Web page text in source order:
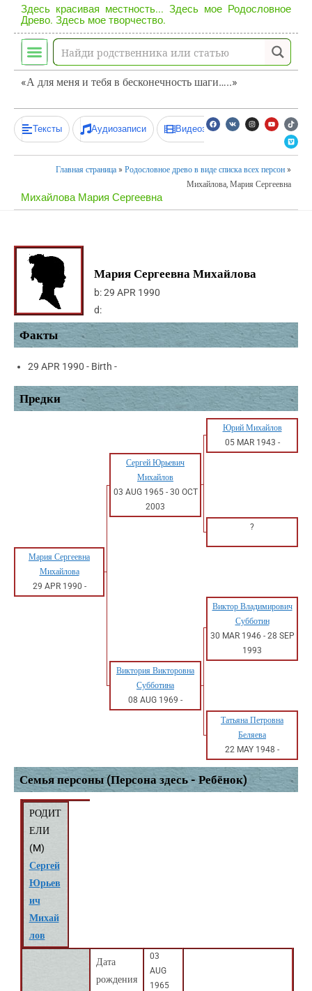
Здесь красивая местность... Здесь мое Родословное
Древо. Здесь мое творчество.
«А для меня и тебя в бесконечность шаги…..»
Тексты Аудиозаписи Видеозаписи
Главная страница » Родословное древо в виде списка всех персон »
Михайлова, Мария Сергеевна
Михайлова Мария Сергеевна
Мария Сергеевна Михайлова
b:29 APR 1990
d:
Факты
29 APR 1990 - Birth -
Предки
Юрий Михайлов
05 MAR 1943 -
Сергей Юрьевич
Михайлов
03 AUG 1965- 30 OCT
2003
?
Мария Сергеевна
Михайлова
29 APR 1990 -
Виктор Владимирович
Субботин
30 MAR 1946 - 28 SEP
1993
Виктория Викторовна
Субботина
08 AUG 1969 -
Татьяна Петровна
Беляева
22 MAY 1948 -
Семья персоны (Персона здесь - Ребёнок)
РОДИТ
ЕЛИ
(M)
Сергей
Юрьев
ич
Михай
лов
Дата
рождения
03
AUG
1965